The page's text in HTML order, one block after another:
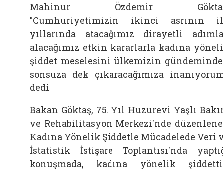
Mahinur Özdemir
"Cumhuriyetimizin ikinci asrının
yıllarında atacağımız dirayetli
alacağımız etkin kararlarla kadına
şiddet meselesini ülkemizin
sonsuza dek çıkaracağımıza
dedi
Bakan Göktaş, 75. Yıl Huzurevi Yaşlı
ve Rehabilitasyon Merkezi'nde
Kadına Yönelik Şiddetle Mücadelede Veri
İstatistik İstişare Toplantısı'nda
konuşmada, kadına yönelik